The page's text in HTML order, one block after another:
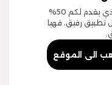
اليوم أُطلق أقوى كوبون خصم رفيق الذي يقدم لكم 50%
رفيق، فهيا
الى الموقع